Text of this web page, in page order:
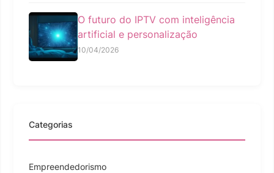
O futuro do IPTV com inteligência
artificial e personalização
10/04/2026
Categorias
Empreendedorismo